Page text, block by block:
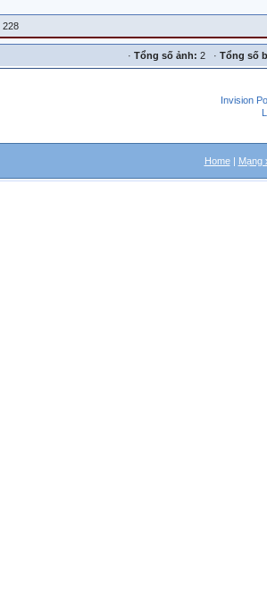
228
· Tổng số ảnh: 2 · Tổng số
Invision
Home| Mạng